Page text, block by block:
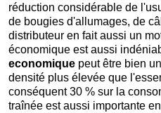
réduction considérable de
de bougies d'allumages, de
distributeur en fait aussi un
économique est aussi
economique peut être bien
densité plus élevée que
conséquent 30 % sur la
traînée est aussi importante